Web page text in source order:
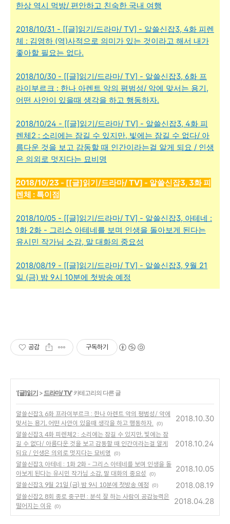
한상 역시 먹방/ 편안하고 친숙한 국내 여행
2018/10/31 - [[글]읽기/드라마/ TV] - 알쓸신잡3, 4화 피렌
체 : 김영하 (역)사적으로 의미가 있는 것이라고 해서 내가
좋아할 필요는 없다.
2018/10/30 - [[글]읽기/드라마/ TV] - 알쓸신잡3, 6화 프
라이부르크 : 한나 아렌트 악의 평범성/ 악에 맞서는 용기,
어떤 사안이 있을때 생각을 하고 행동하자.
2018/10/24 - [[글]읽기/드라마/ TV] - 알쓸신잡3, 4화 피
렌체2 : 소리에는 잠길 수 있지만, 빛에는 잠길 수 없다/ 아
름다운 것을 보고 감동할 때 인간이라는걸 알게 되요 / 인생
은 의외로 멋지다는 묘비명
2018/10/23 - [[글]읽기/드라마/ TV] - 알쓸신잡3, 3화 피
렌체 : 특이점
2018/10/05 - [[글]읽기/드라마/ TV] - 알쓸신잡3, 아테네 :
1화 2화 - 그리스 아테네를 보며 인생을 돌아보게 된다는
유시민 작가님 소감, 말 대화의 중요성
2018/08/19 - [[글]읽기/드라마/ TV] - 알쓸신잡3, 9월 21
일 (금) 밤 9시 10분에 첫방송 예정
공감 구독하기
'[글]읽기 > 드라마/ TV' 카테고리의 다른 글
알쓸신잡3, 6화 프라이부르크 : 한나 아렌트 악의 평범성/ 악에
맞서는 용기, 어떤 사안이 있을때 생각을 하고 행동하자.
(0)
2018.10.30
알쓸신잡3, 4화 피렌체2 : 소리에는 잠길 수 있지만, 빛에는 잠
길 수 없다/ 아름다운 것을 보고 감동할 때 인간이라는걸 알게
되요 / 인생은 의외로 멋지다는 묘비명
(0)
2018.10.24
알쓸신잡3, 아테네 : 1화 2화 - 그리스 아테네를 보며 인생을 돌
아보게 된다는 유시민 작가님 소감, 말 대화의 중요성
(0)
2018.10.05
알쓸신잡3, 9월 21일 (금) 밤 9시 10분에 첫방송 예정 (0) 2018.08.19
알쓸신잡2, 8회 종로 중구편 : 분석 잘 하는 사람이 공감능력은
떨어지는 이유 (0)
2018.04.28